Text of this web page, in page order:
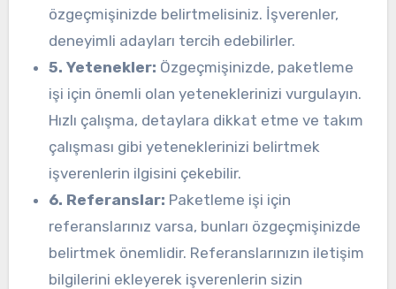
özgeçmişinizde belirtmelisiniz. İşverenler,
deneyimli adayları tercih edebilirler.
5. Yetenekler: Özgeçmişinizde, paketleme
işi için önemli olan yeteneklerinizi vurgulayın.
Hızlı çalışma, detaylara dikkat etme ve takım
çalışması gibi yeteneklerinizi belirtmek
işverenlerin ilgisini çekebilir.
6. Referanslar: Paketleme işi için
referanslarınız varsa, bunları özgeçmişinizde
belirtmek önemlidir. Referanslarınızın iletişim
bilgilerini ekleyerek işverenlerin sizin